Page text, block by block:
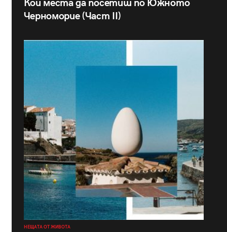
Кои места да посетиш по Южното
Черноморие (Част II)
НЕЩАТА ОТ ЖИВОТА